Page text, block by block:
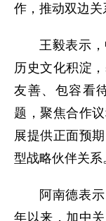
作，推动双边关
王毅表示
历史文化积淀
友善、包容看
题，聚焦合作
展提供正面预
型战略伙伴关系
阿南德表
年以来，加中